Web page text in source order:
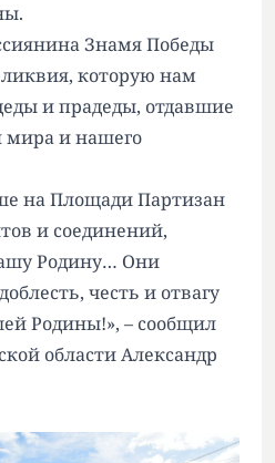
Знамя Победы
которую нам
и прадеды, отдавшие
мира и нашего
на Площади Партизан
и соединений,
Родину… Они
честь и отвагу
Родины!», – сообщил
области Александр